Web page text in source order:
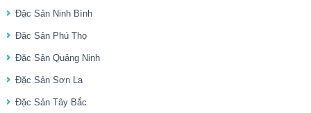
Đặc Sản Ninh Bình
Đặc Sản Phú Thọ
Đặc Sản Quảng Ninh
Đặc Sản Sơn La
Đặc Sản Tây Bắc